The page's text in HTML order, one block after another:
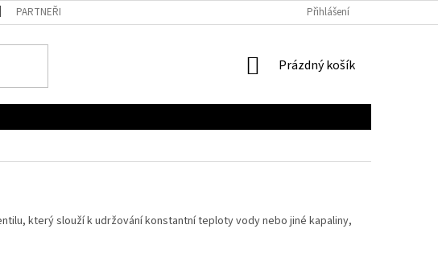
PARTNEŘI Přihlášení
NÁKUPNÍ
Prázdný košík
který slouží k udržování konstantní teploty vody nebo jiné kapaliny,